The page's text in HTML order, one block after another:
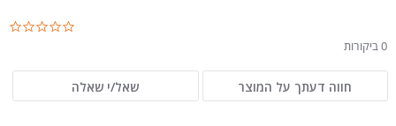
0 ביקורות
חווה דעתך על המוצר שאל/י שאלה